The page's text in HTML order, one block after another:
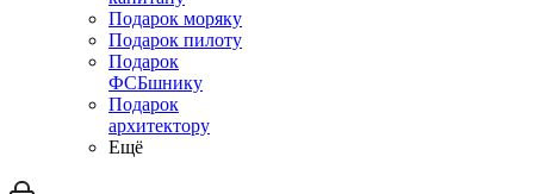
Подарок моряку
Подарок пилоту
Подарок
ФСБшнику
Подарок
архитектору
Ещё